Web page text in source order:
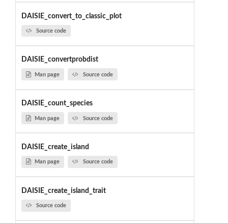
DAISIE_convert_to_classic_plot
Source code
DAISIE_convertprobdist
Man page Source code
DAISIE_count_species
Man page Source code
DAISIE_create_island
Man page Source code
DAISIE_create_island_trait
Source code